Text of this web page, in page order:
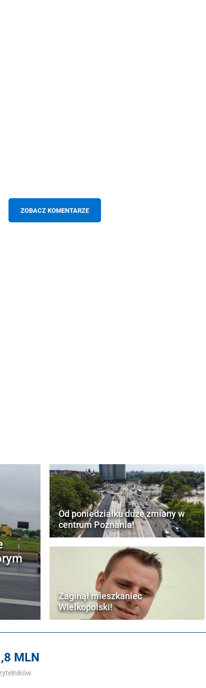
ZOBACZ KOMENTARZE
Od poniedziałku duże zmiany w
centrum Poznania!
Zaginął mieszkaniec
Wielkopolski!
MLN